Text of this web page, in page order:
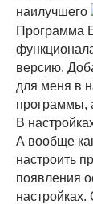
наилучшего
Программа
версию.
для меня в
программы,
В
А вообще
настроить
появления
настройках.